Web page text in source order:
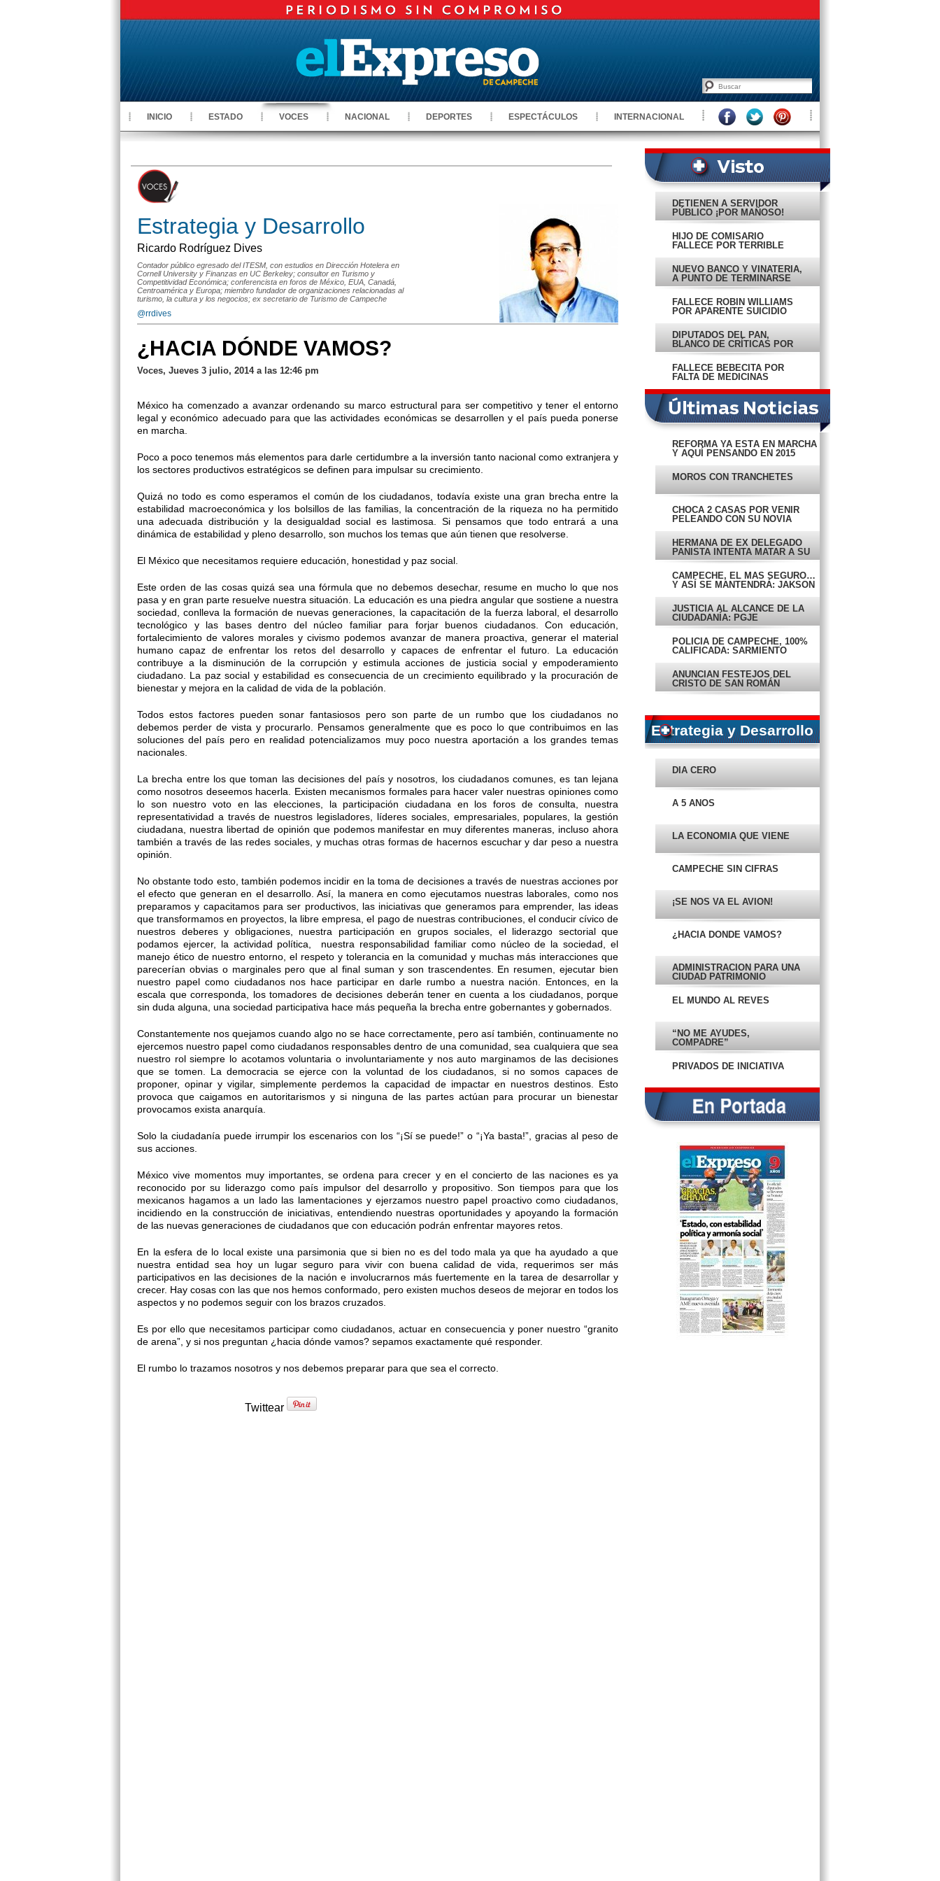
INICIO ESTADO VOCES NACIONAL DEPORTES ESPECTÁCULOS INTERNACIONAL
Estrategia y Desarrollo
Ricardo Rodríguez Dives
Contador público egresado del ITESM, con estudios en Dirección Hotelera en
Cornell University y Finanzas en UC Berkeley; consultor en Turismo y
Competitividad Económica; conferencista en foros de México, EUA, Canadá,
Centroamérica y Europa; miembro fundador de organizaciones relacionadas al
turismo, la cultura y los negocios; ex secretario de Turismo de Campeche
@rrdives
¿HACIA DÓNDE VAMOS?
Voces, Jueves 3 julio, 2014 a las 12:46 pm
México ha comenzado a avanzar ordenando su marco estructural para ser competitivo y tener el entorno
legal y económico adecuado para que las actividades económicas se desarrollen y el país pueda ponerse
en marcha.
Poco a poco tenemos más elementos para darle certidumbre a la inversión tanto nacional como extranjera y
los sectores productivos estratégicos se definen para impulsar su crecimiento.
Quizá no todo es como esperamos el común de los ciudadanos, todavía existe una gran brecha entre la
estabilidad macroeconómica y los bolsillos de las familias, la concentración de la riqueza no ha permitido
una adecuada distribución y la desigualdad social es lastimosa. Si pensamos que todo entrará a una
dinámica de estabilidad y pleno desarrollo, son muchos los temas que aún tienen que resolverse.
El México que necesitamos requiere educación, honestidad y paz social.
Este orden de las cosas quizá sea una fórmula que no debemos desechar, resume en mucho lo que nos
pasa y en gran parte resuelve nuestra situación. La educación es una piedra angular que sostiene a nuestra
sociedad, conlleva la formación de nuevas generaciones, la capacitación de la fuerza laboral, el desarrollo
tecnológico y las bases dentro del núcleo familiar para forjar buenos ciudadanos. Con educación,
fortalecimiento de valores morales y civismo podemos avanzar de manera proactiva, generar el material
humano capaz de enfrentar los retos del desarrollo y capaces de enfrentar el futuro. La educación
contribuye a la disminución de la corrupción y estimula acciones de justicia social y empoderamiento
ciudadano. La paz social y estabilidad es consecuencia de un crecimiento equilibrado y la procuración de
bienestar y mejora en la calidad de vida de la población.
Todos estos factores pueden sonar fantasiosos pero son parte de un rumbo que los ciudadanos no
debemos perder de vista y procurarlo. Pensamos generalmente que es poco lo que contribuimos en las
soluciones del país pero en realidad potencializamos muy poco nuestra aportación a los grandes temas
nacionales.
La brecha entre los que toman las decisiones del país y nosotros, los ciudadanos comunes, es tan lejana
como nosotros deseemos hacerla. Existen mecanismos formales para hacer valer nuestras opiniones como
lo son nuestro voto en las elecciones, la participación ciudadana en los foros de consulta, nuestra
representatividad a través de nuestros legisladores, líderes sociales, empresariales, populares, la gestión
ciudadana, nuestra libertad de opinión que podemos manifestar en muy diferentes maneras, incluso ahora
también a través de las redes sociales, y muchas otras formas de hacernos escuchar y dar peso a nuestra
opinión.
No obstante todo esto, también podemos incidir en la toma de decisiones a través de nuestras acciones por
el efecto que generan en el desarrollo. Así, la manera en como ejecutamos nuestras laborales, como nos
preparamos y capacitamos para ser productivos, las iniciativas que generamos para emprender, las ideas
que transformamos en proyectos, la libre empresa, el pago de nuestras contribuciones, el conducir cívico de
nuestros deberes y obligaciones, nuestra participación en grupos sociales, el liderazgo sectorial que
podamos ejercer, la actividad política, nuestra responsabilidad familiar como núcleo de la sociedad, el
manejo ético de nuestro entorno, el respeto y tolerancia en la comunidad y muchas más interacciones que
parecerían obvias o marginales pero que al final suman y son trascendentes. En resumen, ejecutar bien
nuestro papel como ciudadanos nos hace participar en darle rumbo a nuestra nación. Entonces, en la
escala que corresponda, los tomadores de decisiones deberán tener en cuenta a los ciudadanos, porque
sin duda alguna, una sociedad participativa hace más pequeña la brecha entre gobernantes y gobernados.
Constantemente nos quejamos cuando algo no se hace correctamente, pero así también, continuamente no
ejercemos nuestro papel como ciudadanos responsables dentro de una comunidad, sea cualquiera que sea
nuestro rol siempre lo acotamos voluntaria o involuntariamente y nos auto marginamos de las decisiones
que se tomen. La democracia se ejerce con la voluntad de los ciudadanos, si no somos capaces de
proponer, opinar y vigilar, simplemente perdemos la capacidad de impactar en nuestros destinos. Esto
provoca que caigamos en autoritarismos y si ninguna de las partes actúan para procurar un bienestar
provocamos exista anarquía.
Solo la ciudadanía puede irrumpir los escenarios con los “¡Sí se puede!” o “¡Ya basta!”, gracias al peso de
sus acciones.
México vive momentos muy importantes, se ordena para crecer y en el concierto de las naciones es ya
reconocido por su liderazgo como país impulsor del desarrollo y propositivo. Son tiempos para que los
mexicanos hagamos a un lado las lamentaciones y ejerzamos nuestro papel proactivo como ciudadanos,
incidiendo en la construcción de iniciativas, entendiendo nuestras oportunidades y apoyando la formación
de las nuevas generaciones de ciudadanos que con educación podrán enfrentar mayores retos.
En la esfera de lo local existe una parsimonia que si bien no es del todo mala ya que ha ayudado a que
nuestra entidad sea hoy un lugar seguro para vivir con buena calidad de vida, requerimos ser más
participativos en las decisiones de la nación e involucrarnos más fuertemente en la tarea de desarrollar y
crecer. Hay cosas con las que nos hemos conformado, pero existen muchos deseos de mejorar en todos los
aspectos y no podemos seguir con los brazos cruzados.
Es por ello que necesitamos participar como ciudadanos, actuar en consecuencia y poner nuestro “granito
de arena”, y si nos preguntan ¿hacia dónde vamos? sepamos exactamente qué responder.
El rumbo lo trazamos nosotros y nos debemos preparar para que sea el correcto.
Twittear
DETIENEN A SERVIDOR
PÚBLICO ¡POR MAÑOSO!
HIJO DE COMISARIO
FALLECE POR TERRIBLE
NUEVO BANCO Y VINATERÍA,
A PUNTO DE TERMINARSE
FALLECE ROBIN WILLIAMS
POR APARENTE SUICIDIO
DIPUTADOS DEL PAN,
BLANCO DE CRÍTICAS POR
‘FIESTECITA’
FALLECE BEBECITA POR
FALTA DE MEDICINAS
REFORMA YA ESTÁ EN MARCHA
Y AQUÍ PENSANDO EN 2015
MOROS CON TRANCHETES
CHOCA 2 CASAS POR VENIR
PELEANDO CON SU NOVIA
HERMANA DE EX DELEGADO
PANISTA INTENTA MATAR A SU
EX
CAMPECHE, EL MÁS SEGURO…
Y ASÍ SE MANTENDRÁ: JAKSON
JUSTICIA AL ALCANCE DE LA
CIUDADANÍA: PGJE
POLICÍA DE CAMPECHE, 100%
CALIFICADA: SARMIENTO
ANUNCIAN FESTEJOS DEL
CRISTO DE SAN ROMÁN
ETAPA DEL MEGADRENAJE
INTENSA TORMENTA DEJA CAOS
EN CAMPECHE
CONFIRMAN ‘BONOTE’ A
INAUGURAN ORTEGA Y AME
¡SALVADOS POR LA TORMENTA!
EN PORTADA
CAMPECHE, CON ARMONÍA
EN PORTADA
POR EL CAMINO DE LA FE
¡EL ORGULLO DEL COLEGIO
VUELVE A CAMPECHE LA
RELIQUIA DE JUAN PABLO II
Estrategia y Desarrollo
DÍA CERO
A 5 AÑOS
LA ECONOMÍA QUE VIENE
CAMPECHE SIN CIFRAS
¡SE NOS VA EL AVIÓN!
¿HACIA DÓNDE VAMOS?
ADMINISTRACIÓN PARA UNA
CIUDAD PATRIMONIO
MUNDIAL
EL MUNDO AL REVÉS
“NO ME AYUDES,
COMPADRE”
PRIVADOS DE INICIATIVA